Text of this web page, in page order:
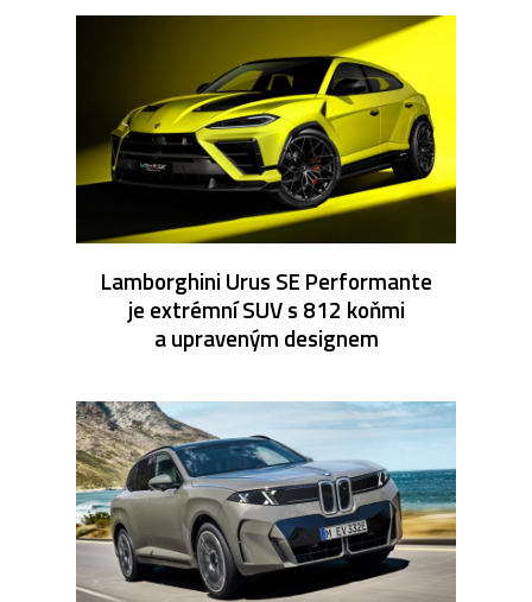
Lamborghini Urus SE Performante
je extrémní SUV s 812 koňmi
a upraveným designem